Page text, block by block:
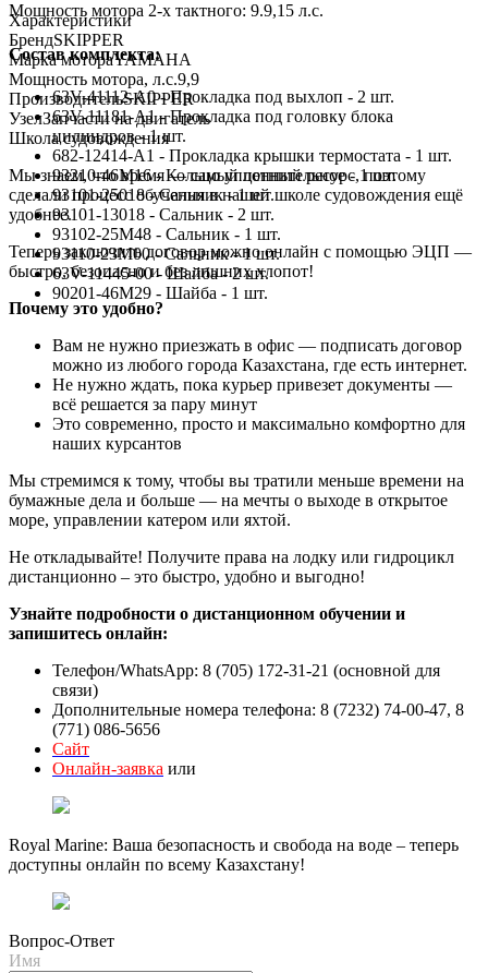
Мощность мотора 2-х тактного: 9.9,15 л.с.
Состав комплекта:
63V-41112-A0 - Прокладка под выхлоп - 2 шт.
63V-11181-A1 - Прокладка под головку блока
цилиндров - 1 шт.
682-12414-A1 - Прокладка крышки термостата - 1 шт.
93210-46M16 - Кольцо уплотнительное - 1 шт.
93101-25018 - Сальник - 1 шт.
93101-13018 - Сальник - 2 шт.
93102-25M48 - Сальник - 1 шт.
93110-23M00 - Сальник - 1 шт.
63V-11445-00 - Шайба - 2 шт.
90201-46M29 - Шайба - 1 шт.
Характеристики
БрендSKIPPER
Марка мотораYAMAHA
Мощность мотора, л.с.9,9
ПроизводительSKIPPER
УзелЗапчасти на двигатель
Школа судовождения
Мы знаем, что время — самый ценный ресурс, поэтому
сделали процесс обучения в нашей школе судовождения ещё
удобнее.
Теперь заключить договор можно онлайн с помощью ЭЦП —
быстро, безопасно и без лишних хлопот!
Почему это удобно?
Вам не нужно приезжать в офис — подписать договор
можно из любого города Казахстана, где есть интернет.
Не нужно ждать, пока курьер привезет документы —
всё решается за пару минут
Это современно, просто и максимально комфортно для
наших курсантов
Мы стремимся к тому, чтобы вы тратили меньше времени на
бумажные дела и больше — на мечты о выходе в открытое
море, управлении катером или яхтой.
Не откладывайте! Получите права на лодку или гидроцикл
дистанционно – это быстро, удобно и выгодно!
Узнайте подробности о дистанционном обучении и
запишитесь онлайн:
Телефон/WhatsApp: 8 (705) 172-31-21 (основной для
связи)
Дополнительные номера телефона: 8 (7232) 74-00-47, 8
(771) 086-5656
Сайт
Онлайн-заявка или
Royal Marine: Ваша безопасность и свобода на воде – теперь
доступны онлайн по всему Казахстану!
Вопрос-Ответ
Имя